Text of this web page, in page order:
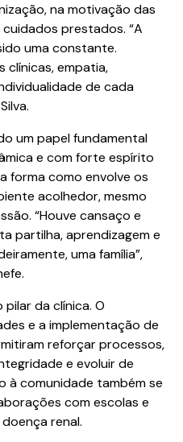
na motivação das
prestados. “A
uma constante.
clínicas, empatia,
de cada
um papel fundamental
e com forte espírito
forma como envolve os
acolhedor, mesmo
“Houve cansaço e
partilha, aprendizagem e
uma família”,
da clínica. O
e a implementação de
reforçar processos,
e evoluir de
à comunidade também se
com escolas e
renal.